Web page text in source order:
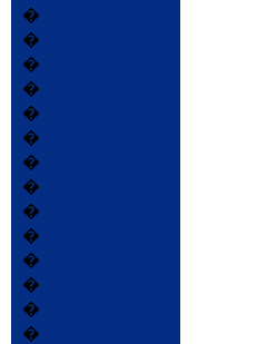
�
�
�
�
�
�
�
�
�
�
�
�
�
�